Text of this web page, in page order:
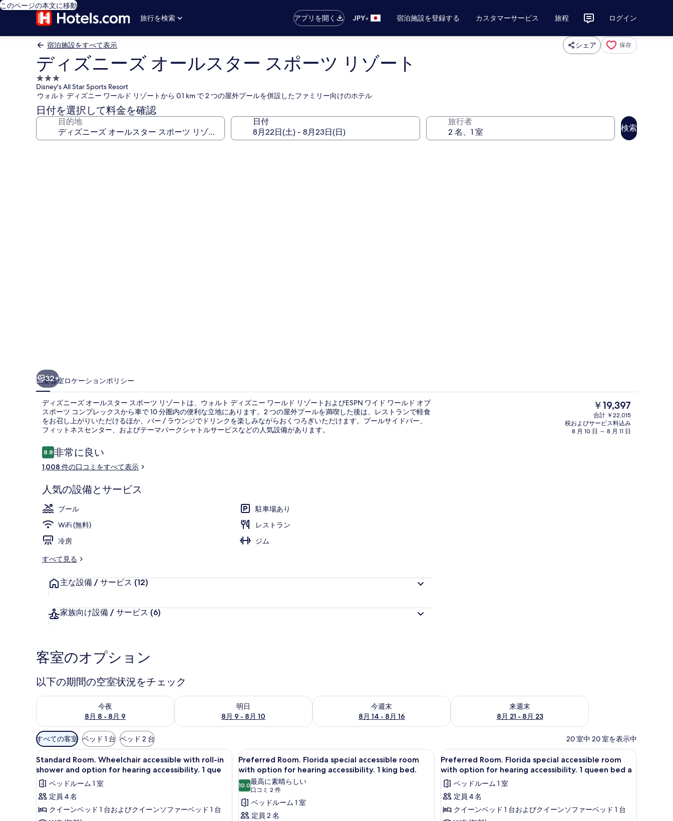
このページの本文に移動
旅行を検索
アプリを開く JPY• 宿泊施設を登録する カスタマーサービス 旅程 ログイン
宿泊施設をすべて表示 シェア 保存
ディズニーズ オールスター スポーツ リゾート
3.0
つ
星
宿
泊
Disney's All Star Sports Resort
ウォルト ディズニー ワールド リゾートから 0.1 km で 2 つの屋外プールを併設したファミリー向けのホテル
日付を選択して料金を確認
目的地 日付 旅行者
検索
ー
ツ
リ
ゾ
ト
の
写
真
ギ
ャ
ラ
ロビー
32+
概要客室ロケーションポリシー
ディズニーズ オールスター スポーツ リゾートは、ウォルト ディズニー ワールド リゾートおよびESPN ワイド ワールド オブ
スポーツ コンプレックスから車で 10 分圏内の便利な立地にあります。2 つの屋外プールを満喫した後は、レストランで軽食
をお召し上がりいただけるほか、バー / ラウンジでドリンクを楽しみながらおくつろぎいただけます。プールサイドバー、
フィットネスセンター、およびテーマパークシャトルサービスなどの人気設備があります。
口
コ
ミ
8.810段階中8.8
非常に良い
1,008 件の口コミをすべて表示
人気の設備とサービス
プール
駐車場あり
WiFi (無料)
レストラン
冷房
ジム
すべて見る
主な設備 / サービス (12)
家族向け設備 / サービス (6)
現
在
の
料
￥19,397
合計 ￥22,015
税およびサービス料込み
8 月 10 日 ～ 8 月 11 日
客室のオプション
以下の期間の空室状況をチェック
今夜
8月 8 - 8月 9
今夜 8月 8 - 8月 9 の空室状況をチェック
明日
8月 9 - 8月 10
明日 8月 9 - 8月 10 の空室状況をチェック
今週末
8月 14 - 8月 16
今週末 8月 14 - 8月 16 の空室状況をチェック
来週末
8月 21 - 8月 23
来週末 8月 21 - 8月 23 の空室状況をチェック
利
用
可
能
な
客
室
の
すべての客室 ベッド 1 台 ベッド 2 台 20 室中 20 室を表示中
Standard
Room.
Wheelchair
accessible
with
roll-
セーフティボックス (室内)、デスク、遮光カーテン、アイロン / アイロン台
4
Standard Room. Wheelchair accessible with roll-in
shower and option for hearing accessibility. 1 que
ベッドルーム 1 室
定員 4 名
クイーンベッド 1 台およびクイーンソファーベッド 1 台
Preferred
Room.
Florida
special
accessible
room
セーフティボックス (室内)、デスク、遮光カーテン、アイロン / アイロン台
4
Preferred Room. Florida special accessible room
with option for hearing accessibility. 1 king bed.
10.010 点中 10.0
最高に素晴らしい
口コミ 2 件
(口
コ
ミ
ベッドルーム 1 室
定員 2 名
Preferred
Room.
Florida
special
accessible
room
セーフティボックス (室内)、デスク、遮光
4
Preferred Room. Florida special accessible room
with option for hearing accessibility. 1 queen bed a
ベッドルーム 1 室
定員 4 名
クイーンベッド 1 台およびクイーンソファーベッド 1 台